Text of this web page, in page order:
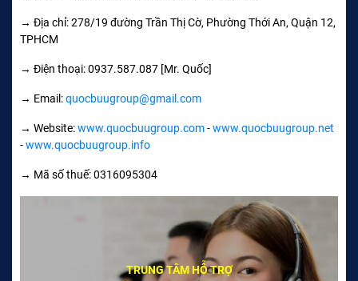
→ Địa chỉ: 278/19 đường Trần Thị Cờ, Phường Thới An, Quận 12,
TPHCM
→ Điện thoại: 0937.587.087 [Mr. Quốc]
→ Email:quocbuugroup@gmail.com
→ Website:www.quocbuugroup.com-www.quocbuugroup.net
-www.quocbuugroup.info
→ Mã số thuế: 0316095304
TRUNG TÂM HỖ TRỢ